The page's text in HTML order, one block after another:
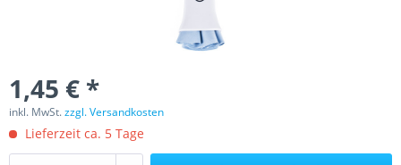
1,45 € *
inkl. MwSt.zzgl. Versandkosten
Lieferzeit ca. 5 Tage